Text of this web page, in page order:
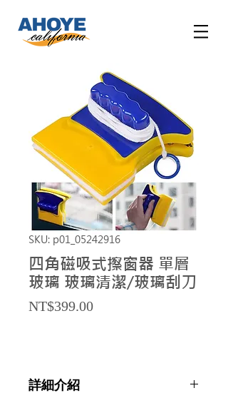
SKU: p01_05242916
四角磁吸式擦窗器 單層
玻璃 玻璃清潔/玻璃刮刀
NT$399.00Price
詳細介紹